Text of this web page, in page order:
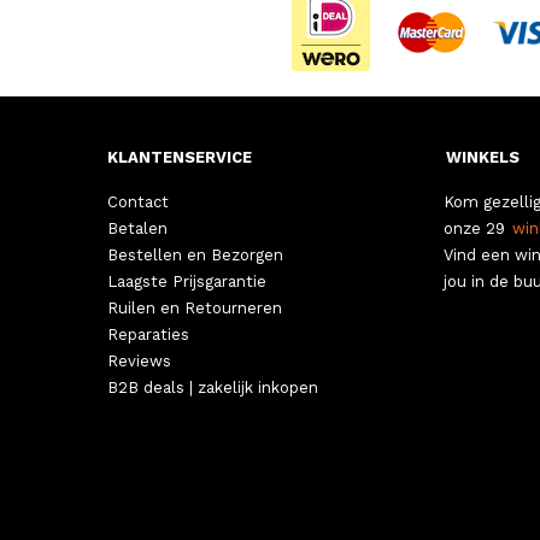
KLANTENSERVICE
Contact
Betalen
Bestellen en Bezorgen
Laagste Prijsgarantie
Ruilen en Retourneren
Reparaties
Reviews
B2B deals | zakelijk inkopen
WINKELS
Kom
onze 29
Vind een
jou in de